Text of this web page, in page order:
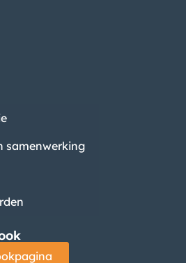
samenwerking